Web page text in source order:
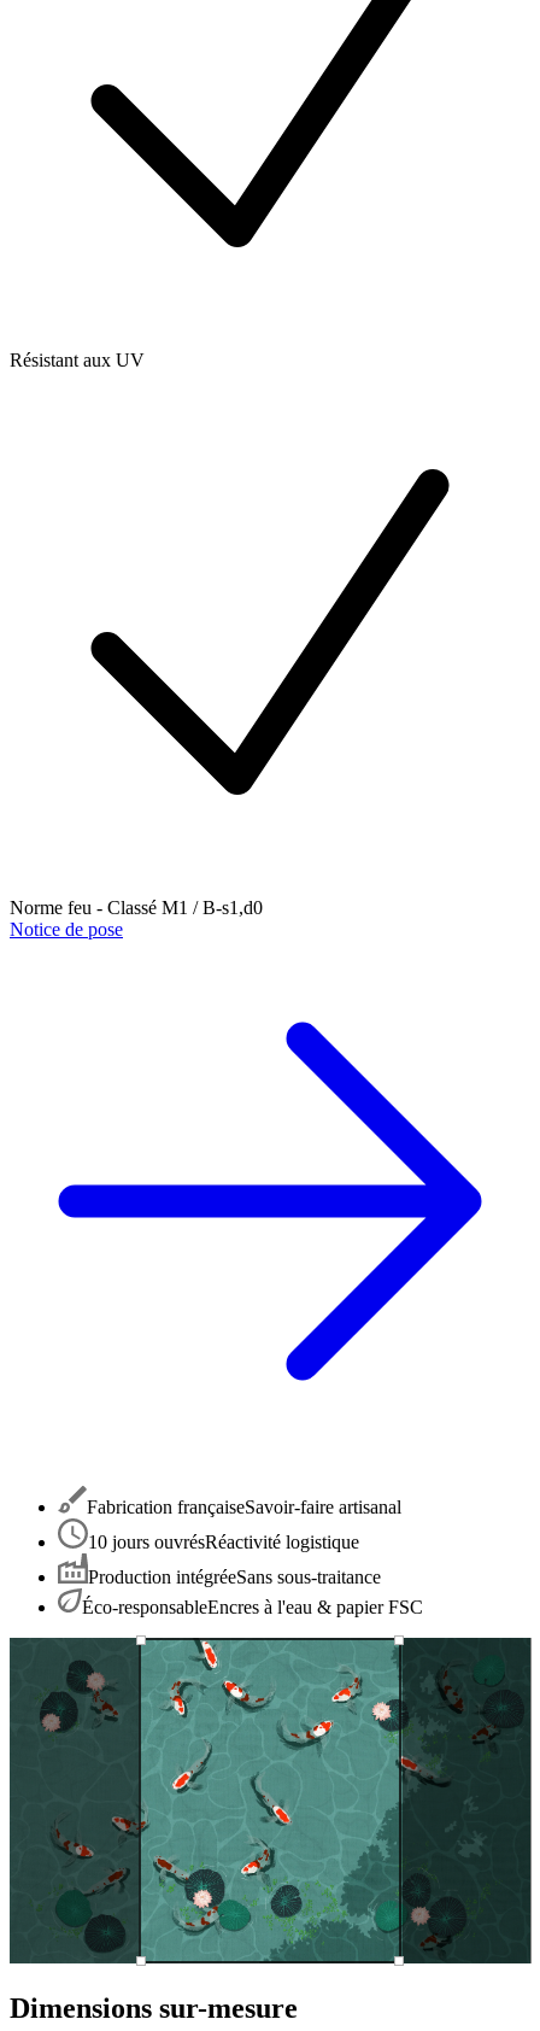
Résistant aux UV
Norme feu - Classé M1 / B-s1,d0
Notice de pose
Fabrication françaiseSavoir-faire artisanal
10 jours ouvrésRéactivité logistique
Production intégréeSans sous-traitance
Éco-responsableEncres à l'eau & papier FSC
Dimensions sur-mesure